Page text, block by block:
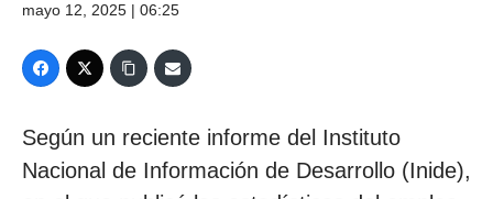
mayo 12, 2025 | 06:25
Según un reciente informe del Instituto
Nacional de Información de Desarrollo (Inide),